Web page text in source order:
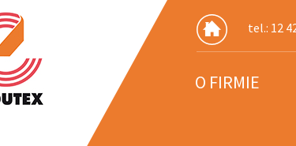
tel.: 12
O FIRMIE